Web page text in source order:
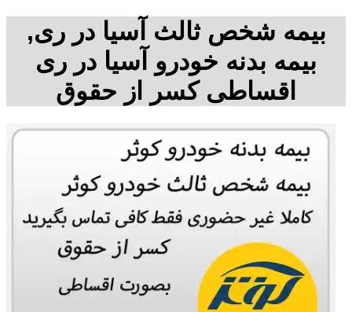
بیمه شخص ثالث آسیا در ری,
بیمه بدنه خودرو آسیا در ری
اقساطی کسر از حقوق